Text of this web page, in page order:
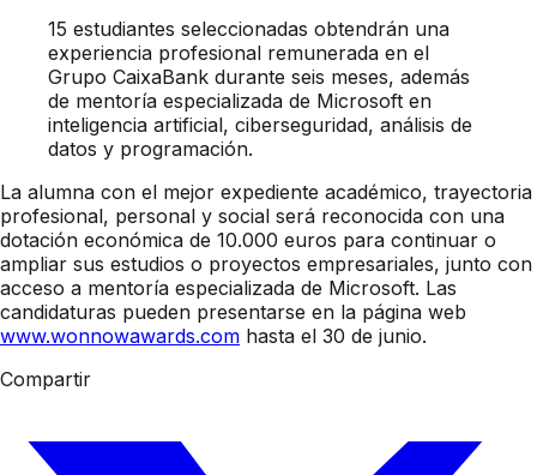
15 estudiantes seleccionadas obtendrán una
experiencia profesional remunerada en el
Grupo CaixaBank durante seis meses, además
de mentoría especializada de Microsoft en
inteligencia artificial, ciberseguridad, análisis de
datos y programación.
La alumna con el mejor expediente académico, trayectoria
profesional, personal y social será reconocida con una
dotación económica de 10.000 euros para continuar o
ampliar sus estudios o proyectos empresariales, junto con
acceso a mentoría especializada de Microsoft. Las
candidaturas pueden presentarse en la página web
www.wonnowawards.com hasta el 30 de junio.
Compartir